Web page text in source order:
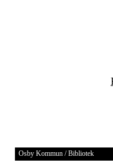
Osby Kommun / Bibliotek